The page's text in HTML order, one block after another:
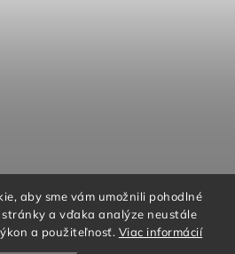
aby sme vám umožnili pohodlné
a vďaka analýze neustále
a použiteľnosť. Viac informácií